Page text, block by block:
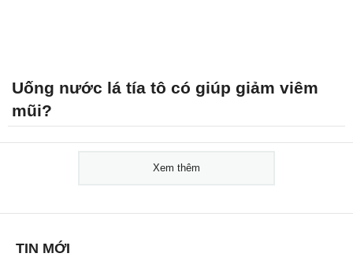
Uống nước lá tía tô có giúp giảm viêm
mũi?
Xem thêm
TIN MỚI